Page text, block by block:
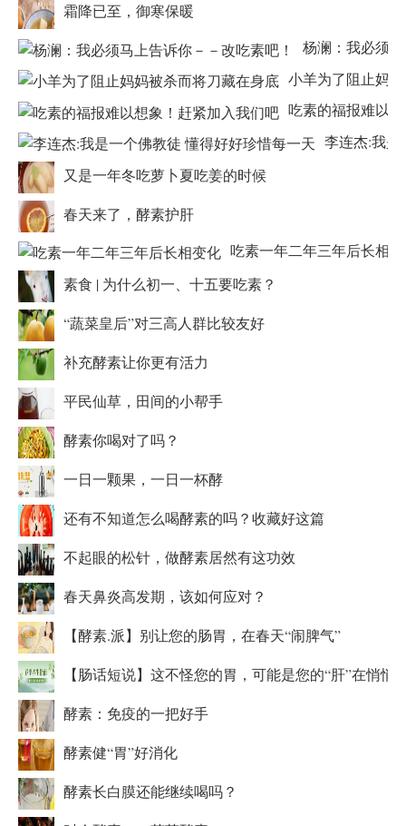
霜降已至，御寒保暖
杨澜：我必须
小羊为了阻止妈
吃素的福报难以
李连杰:我是
又是一年冬吃萝卜夏吃姜的时候
春天来了，酵素护肝
吃素一年二年三年后长相
素食 | 为什么初一、十五要吃素？
“蔬菜皇后”对三高人群比较友好
补充酵素让你更有活力
平民仙草，田间的小帮手
酵素你喝对了吗？
一日一颗果，一日一杯酵
还有不知道怎么喝酵素的吗？收藏好这篇
不起眼的松针，做酵素居然有这功效
春天鼻炎高发期，该如何应对？
【酵素.派】别让您的肠胃，在春天“闹脾气”
【肠话短说】这不怪您的胃，可能是您的“肝”在悄悄
酵素：免疫的一把好手
酵素健“胃”好消化
酵素长白膜还能继续喝吗？